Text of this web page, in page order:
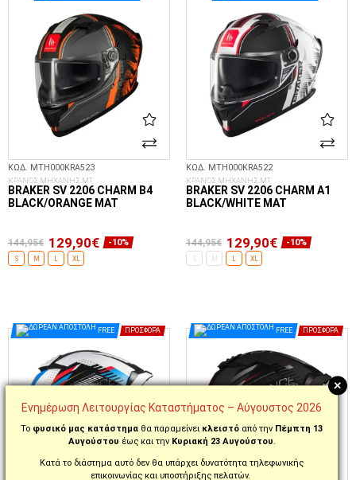
ΚΩΔ. MTH000KRA523
ΚΡΑΝΟΣ ΜΗΧΑΝΗΣ MT
BRAKER SV 2206 CHARM B4
BLACK/ORANGE MAT
144,95€ 129,90€ -10%
S M XL
ΚΩΔ. MTH000KRA522
ΚΡΑΝΟΣ ΜΗΧΑΝΗΣ MT
BRAKER SV 2206 CHARM A1
BLACK/WHITE MAT
144,95€ 129,90€ -10%
S XL
FREE ΠΡΟΣΦΟΡΆ FREE ΠΡΟΣΦΟΡΆ
+
Ενημέρωση Λειτουργίας Καταστήματος – Αύγουστος 2026
Το φυσικό μας κατάστημα θα παραμείνει κλειστό από την Πέμπτη 13
Αυγούστου έως και τηνΚυριακή 23 Αυγούστου.
Κατά το διάστημα αυτό δεν θα υπάρχει δυνατότητα τηλεφωνικής
επικοινωνίας και υποστήριξης πελατών.